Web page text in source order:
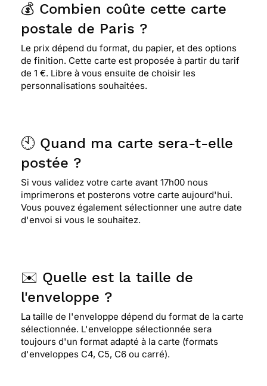
💰 Combien coûte cette carte
postale de Paris ?
Le prix dépend du format, du papier, et des options
de finition. Cette carte est proposée à partir du tarif
de 1 €. Libre à vous ensuite de choisir les
personnalisations souhaitées.
🕙 Quand ma carte sera-t-elle
postée ?
Si vous validez votre carte avant 17h00 nous
imprimerons et posterons votre carte aujourd'hui.
Vous pouvez également sélectionner une autre date
d'envoi si vous le souhaitez.
✉️ Quelle est la taille de
l'enveloppe ?
La taille de l'enveloppe dépend du format de la carte
sélectionnée. L'enveloppe sélectionnée sera
toujours d'un format adapté à la carte (formats
d'enveloppes C4, C5, C6 ou carré).